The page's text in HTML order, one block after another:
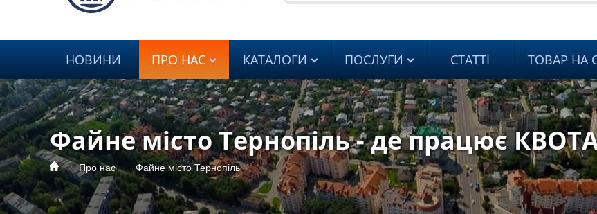
НОВИНИ ПРО НАС КАТАЛОГИ ПОСЛУГИ СТАТТІ ТОВАР НА
Файне місто Тернопіль - де працює
Про нас Файне місто Тернопіль